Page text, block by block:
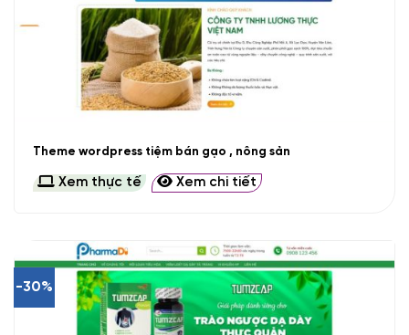
Theme wordpress tiệm bán gạo , nông sản
Xem thực tế Xem chi tiết
-30%